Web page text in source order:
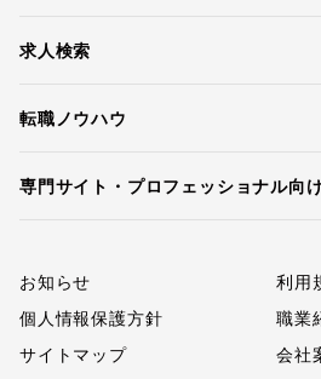
求人検索
転職ノウハウ
専門サイト・プロフェッショナル向
お知らせ
利用
個人情報保護方針
職業
サイトマップ
会社